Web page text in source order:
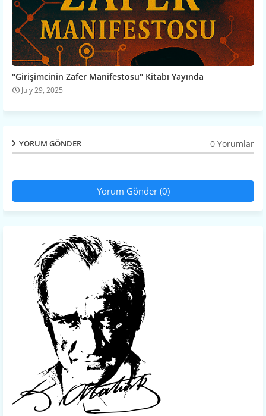
"Girişimcinin Zafer Manifestosu" Kitabı Yayında
July 29, 2025
YORUM GÖNDER 0 Yorumlar
Yorum Gönder (0)